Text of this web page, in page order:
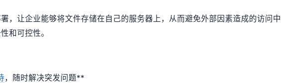
，让企业能够将文件存储在自己的服务器上，从而避免外部因素造成的访问中
和可控性。
，随时解决突发问题**